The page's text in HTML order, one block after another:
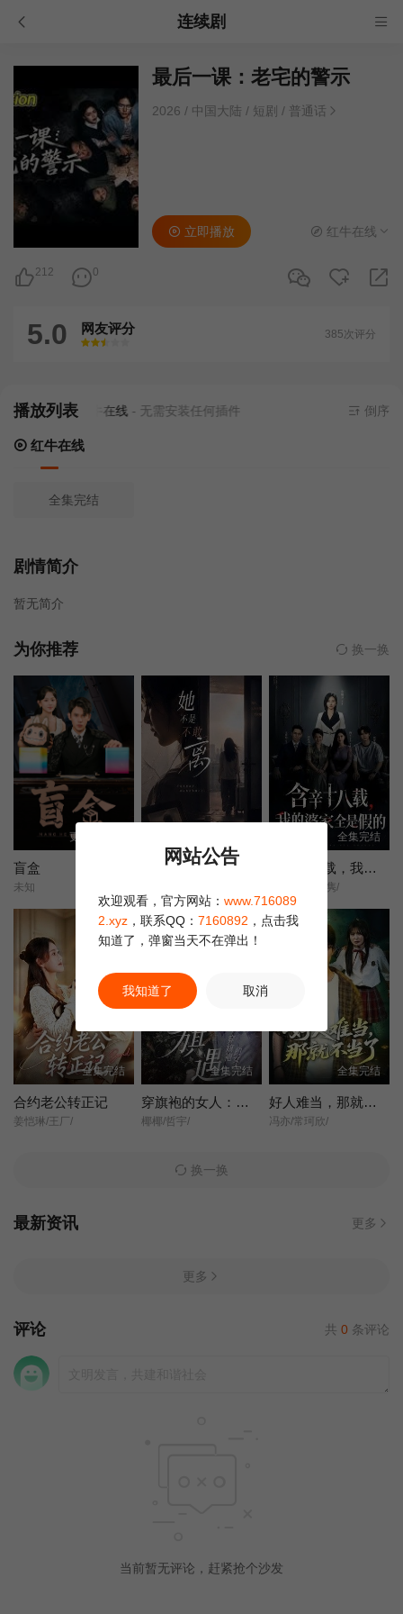
连续剧
最后一课：老宅的警示
2026 / 中国大陆 / 短剧 / 普通话
212 0
立即播放 红牛在线
5.0 网友评分
很差
较差还行推荐力荐
385次评分
播放列表
前资源来源红牛在线- 无需安装任何插件 倒序
红牛在线
全集完结
剧情简介
暂无简介
为你推荐 换一换
更新至14集
盲盒
未知
她不是不敢离
全集完结
含辛十八载，我的婆家全是假的
张耀尹/伍京隽/
全集完结
合约老公转正记
姜恺琳/王厂/
全集完结
穿旗袍的女人：旗遇
椰椰/哲宇/
全集完结
好人难当，那就不当了
冯亦/常珂欣/
换一换
最新资讯 更多
更多
评论 共 0 条评论
当前暂无评论，赶紧抢个沙发
网站公告
欢迎观看，官方网站： www.716089
2.xyz ，联系QQ： 7160892 ，点击我
知道了，弹窗当天不在弹出！
我知道了 取消